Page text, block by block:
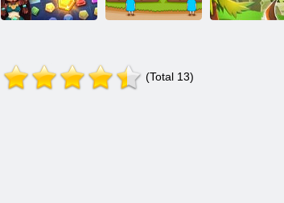
Cookie Crush 2
Joyaux Blitz 5 Ranch orange
(Total 13)